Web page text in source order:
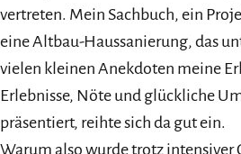
vertreten. Mein Sachbuch, ein
eine Altbau-Haussanierung, das
vielen kleinen Anekdoten meine
Erlebnisse, Nöte und glückliche
präsentiert, reihte sich da gut ein.
Warum also wurde trotz intensiver